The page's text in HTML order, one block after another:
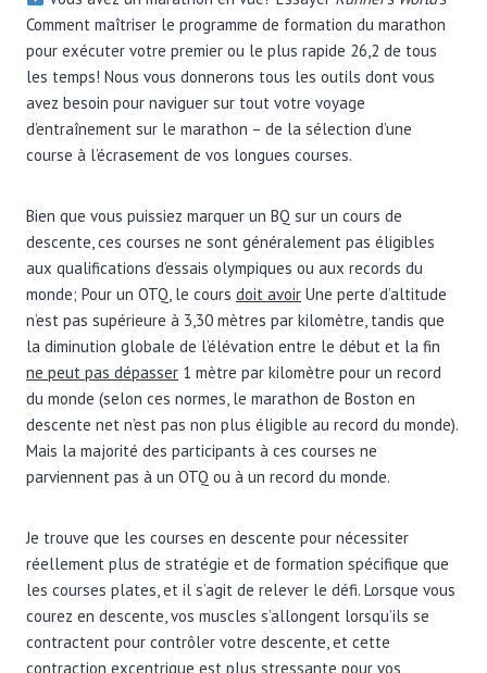
Comment maîtriser le programme de formation du marathon
pour exécuter votre premier ou le plus rapide 26,2 de tous
les temps! Nous vous donnerons tous les outils dont vous
avez besoin pour naviguer sur tout votre voyage
d’entraînement sur le marathon – de la sélection d’une
course à l’écrasement de vos longues courses.
Bien que vous puissiez marquer un BQ sur un cours de
descente, ces courses ne sont généralement pas éligibles
aux qualifications d’essais olympiques ou aux records du
monde; Pour un OTQ, le cours doit avoir Une perte d’altitude
n’est pas supérieure à 3,30 mètres par kilomètre, tandis que
la diminution globale de l’élévation entre le début et la fin
ne peut pas dépasser 1 mètre par kilomètre pour un record
du monde (selon ces normes, le marathon de Boston en
descente net n’est pas non plus éligible au record du monde).
Mais la majorité des participants à ces courses ne
parviennent pas à un OTQ ou à un record du monde.
Je trouve que les courses en descente pour nécessiter
réellement plus de stratégie et de formation spécifique que
les courses plates, et il s’agit de relever le défi. Lorsque vous
courez en descente, vos muscles s’allongent lorsqu’ils se
contractent pour contrôler votre descente, et cette
contraction excentrique est plus stressante pour vos